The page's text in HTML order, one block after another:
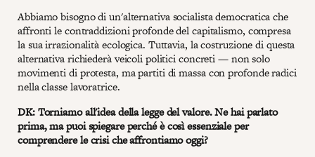
Abbiamo bisogno di un'alternativa socialista democratica che
affronti le contraddizioni profonde del capitalismo, compresa
la sua irrazionalità ecologica. Tuttavia, la costruzione di questa
alternativa richiederà veicoli politici concreti — non solo
movimenti di protesta, ma partiti di massa con profonde radici
nella classe lavoratrice.
DK: Torniamo all'idea della legge del valore. Ne hai parlato
prima, ma puoi spiegare perché è così essenziale per
comprendere le crisi che affrontiamo oggi?